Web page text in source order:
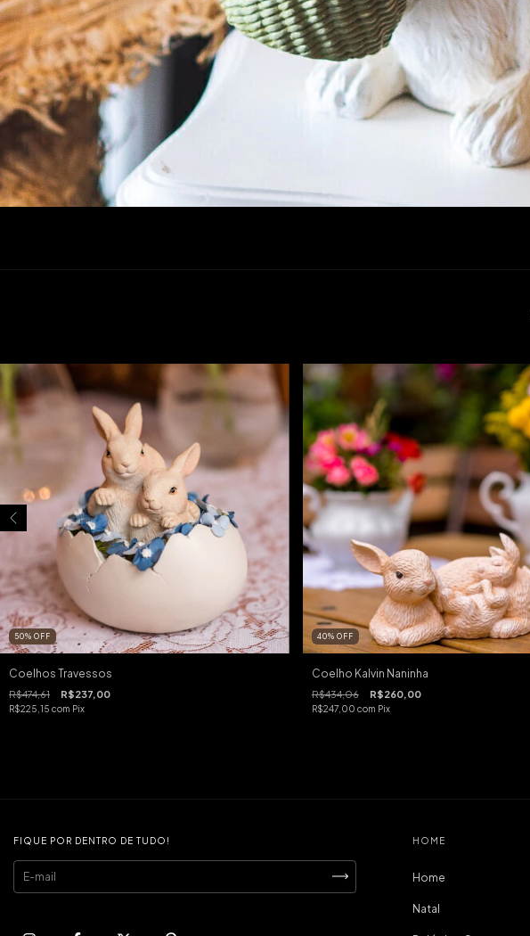
50% OFF
Coelhos Travessos
R$474,61 R$237,00
R$225,15 com Pix
40% OFF
Coelho Kalvin Naninha
R$434,06 R$260,00
R$247,00 com Pix
FIQUE POR DENTRO DE TUDO! HOME
Home
Natal